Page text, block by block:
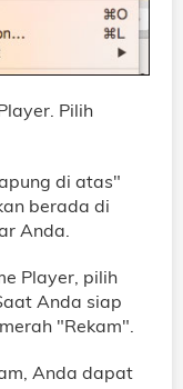
Pilih
di atas"
berada di
Anda.
Player, pilih
Anda siap
"Rekam".
Anda dapat